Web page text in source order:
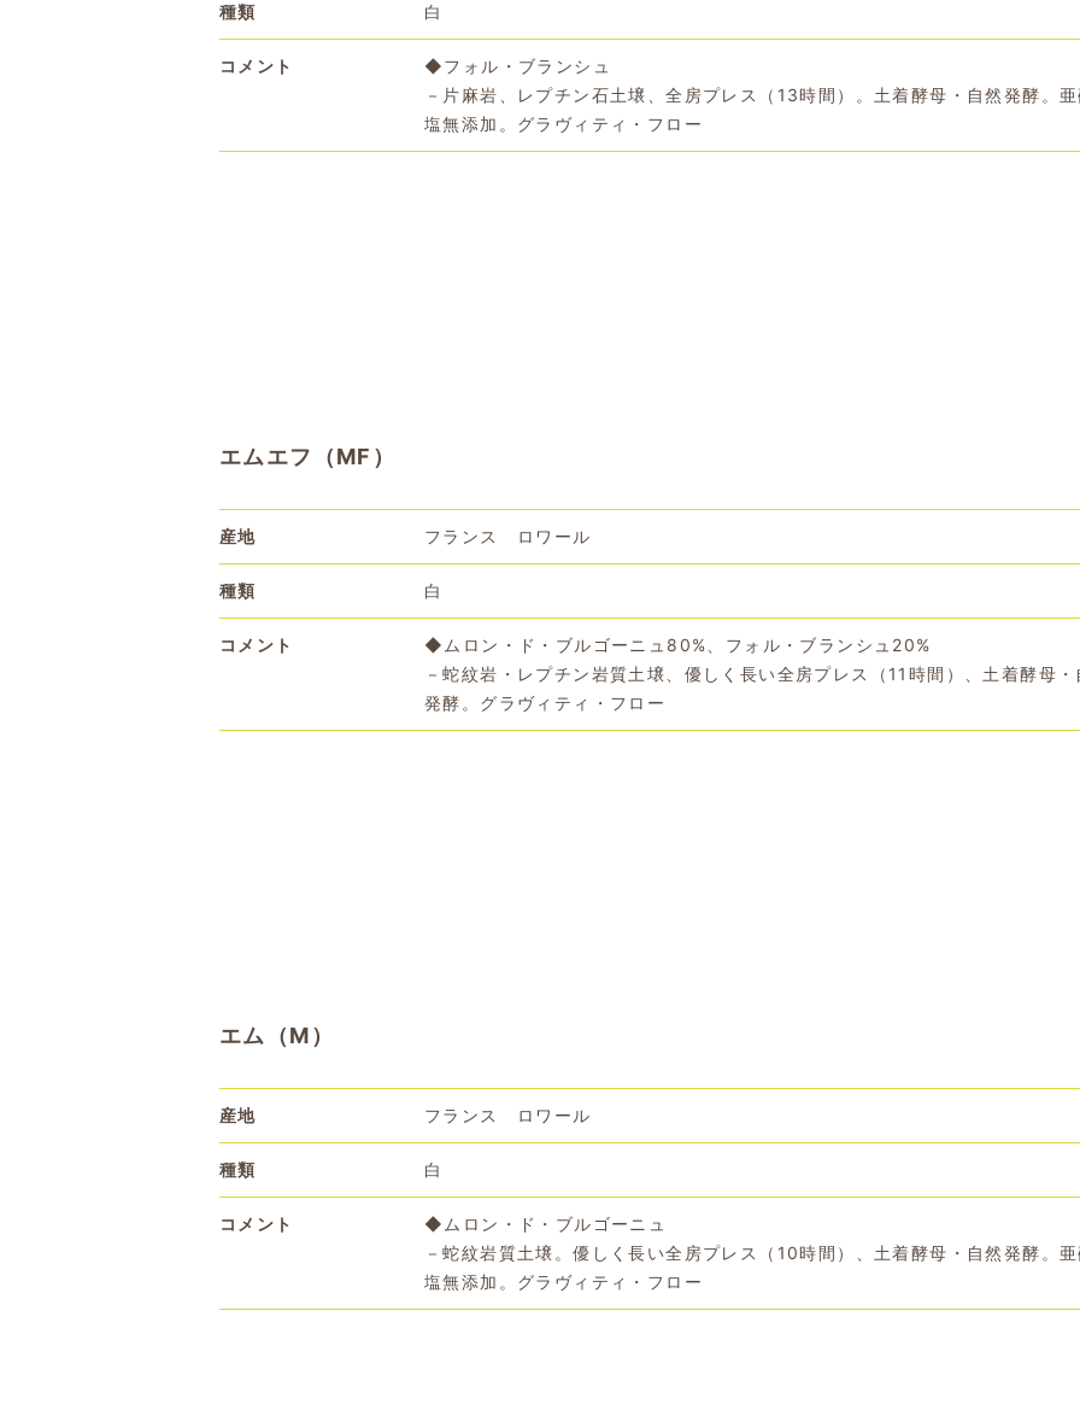
種類 白
コメント
◆フォル・ブランシュ
－片麻岩、レプチン石土壌、全房プレス（13時間）。土着酵母・自然発酵。
塩無添加。グラヴィティ・フロー
エムエフ（MF）
産地 フランス ロワール
種類 白
コメント
◆ムロン・ド・ブルゴーニュ80%、フォル・ブランシュ20%
－蛇紋岩・レプチン岩質土壌、優しく長い全房プレス（11時間）、土着酵母・
発酵。グラヴィティ・フロー
エム（M）
産地 フランス ロワール
種類 白
コメント
◆ムロン・ド・ブルゴーニュ
－蛇紋岩質土壌。優しく長い全房プレス（10時間）、土着酵母・自然発酵。
塩無添加。グラヴィティ・フロー